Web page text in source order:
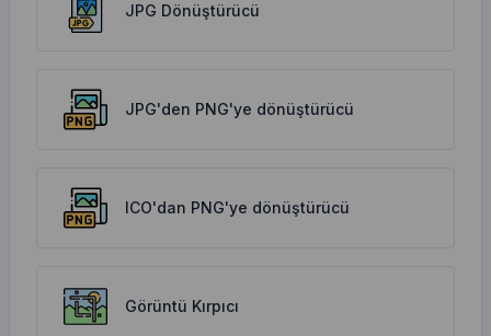
JPG Dönüştürücü
JPG'den PNG'ye dönüştürücü
ICO'dan PNG'ye dönüştürücü
Görüntü Kırpıcı